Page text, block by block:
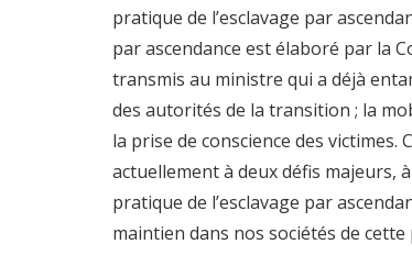
pratique de l’esclavage par
par ascendance est élaboré par la
transmis au ministre qui a déjà
des autorités de la transition ; la
la prise de conscience des
actuellement à deux défis majeurs,
pratique de l’esclavage par
maintien dans nos sociétés de